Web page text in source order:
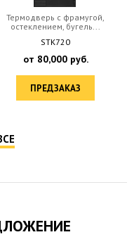
Термодверь с фрамугой,
остеклением, бугель...
STK720
от 80,000руб.
ПРЕДЗАКАЗ